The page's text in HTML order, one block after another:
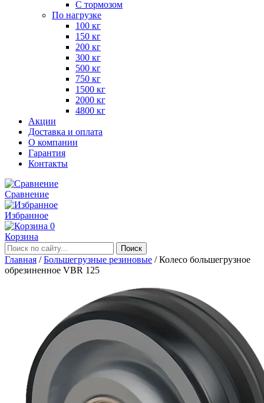
С тормозом
По нагрузке
100 кг
150 кг
200 кг
300 кг
500 кг
750 кг
1500 кг
2000 кг
4800 кг
Акции
Доставка и оплата
О компании
Гарантия
Контакты
Сравнение
Избранное
0
Корзина
Главная /Большегрузные резиновые /Колесо большегрузное
обрезиненное VBR 125